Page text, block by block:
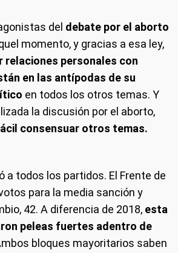
del debate por el aborto
momento, y gracias a esa ley,
relaciones personales con
en las antípodas de su
en todos los otros temas. Y
la discusión por el aborto,
consensuar otros temas.
a todos los partidos. El Frente de
para la media sanción y
42. A diferencia de 2018, esta
peleas fuertes adentro de
bloques mayoritarios saben